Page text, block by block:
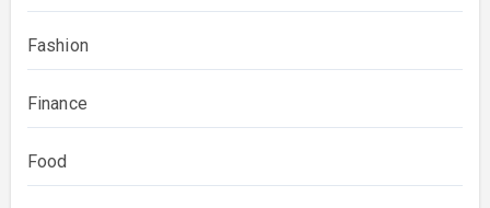
Fashion
Finance
Food